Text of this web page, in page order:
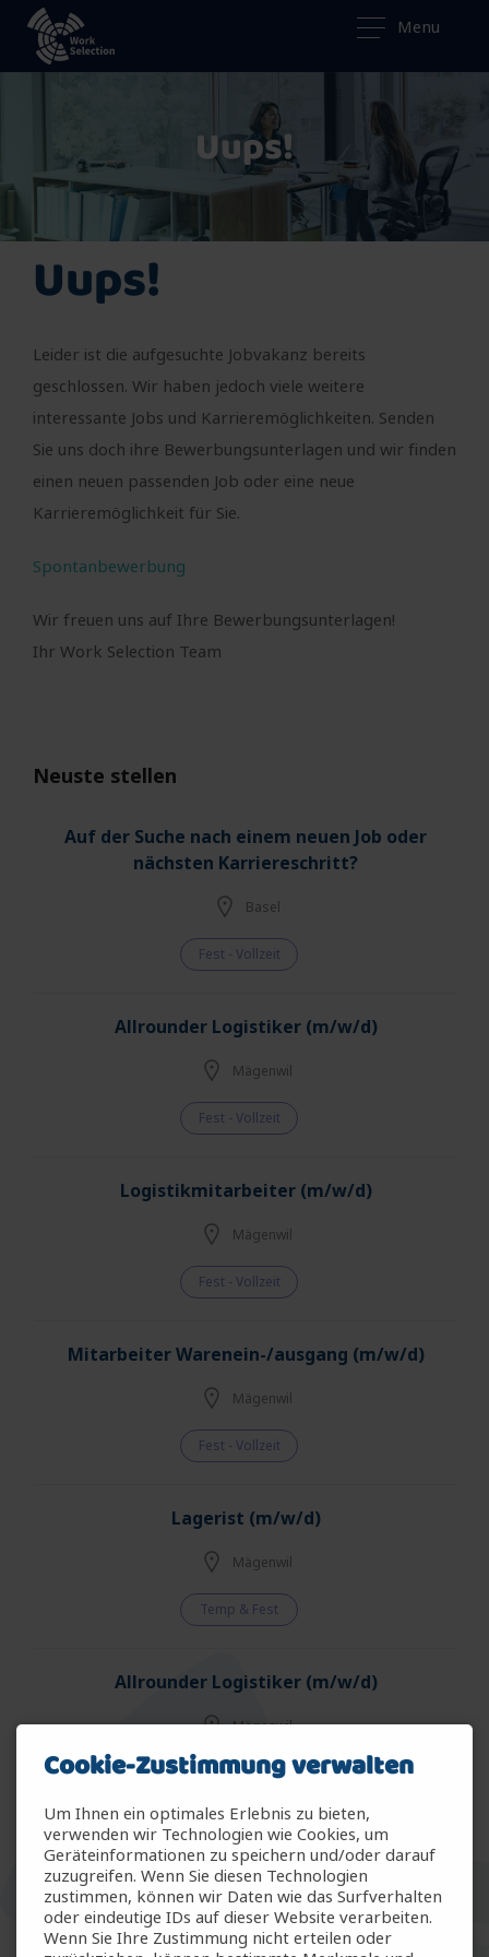
Menu
Uups!
Uups!
Leider ist die aufgesuchte Jobvakanz bereits
geschlossen. Wir haben jedoch viele weitere
interessante Jobs und Karrieremöglichkeiten. Senden
Sie uns doch ihre Bewerbungsunterlagen und wir finden
einen neuen passenden Job oder eine neue
Karrieremöglichkeit für Sie.
Spontanbewerbung
Wir freuen uns auf Ihre Bewerbungsunterlagen!
Ihr Work Selection Team
Neuste stellen
Auf der Suche nach einem neuen Job oder
nächsten Karriereschritt?
Basel
Fest - Vollzeit
Allrounder Logistiker (m/w/d)
Mägenwil
Fest - Vollzeit
Logistikmitarbeiter (m/w/d)
Mägenwil
Fest - Vollzeit
Mitarbeiter Warenein-/ausgang (m/w/d)
Mägenwil
Fest - Vollzeit
Lagerist (m/w/d)
Mägenwil
Temp & Fest
Allrounder Logistiker (m/w/d)
Mägenwil
Temp & Fest
Allrounder Gartenbau (m/w/d)
Arbon
Temp & Fest
Cookie-Zustimmung verwalten
Um Ihnen ein optimales Erlebnis zu bieten,
verwenden wir Technologien wie Cookies, um
Geräteinformationen zu speichern und/oder darauf
zuzugreifen. Wenn Sie diesen Technologien
zustimmen, können wir Daten wie das Surfverhalten
oder eindeutige IDs auf dieser Website verarbeiten.
Wenn Sie Ihre Zustimmung nicht erteilen oder